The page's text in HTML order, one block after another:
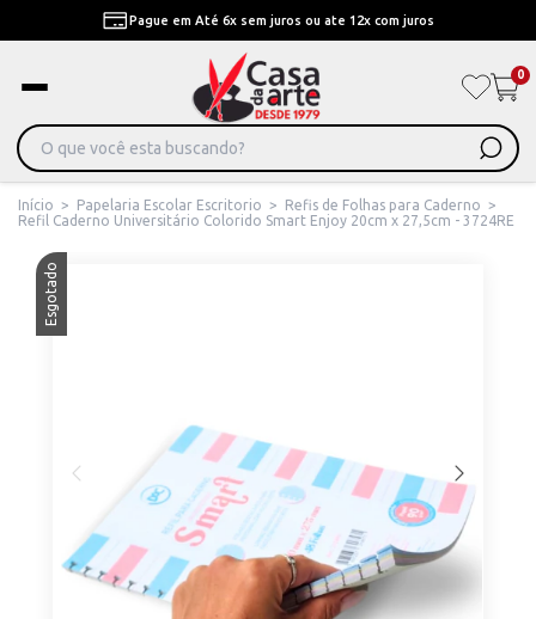
Pague em Até 6x sem juros ou ate 12x com juros
0
Início > Papelaria Escolar Escritorio > Refis de Folhas para Caderno >
Refil Caderno Universitário Colorido Smart Enjoy 20cm x 27,5cm - 3724RE
Esgotado